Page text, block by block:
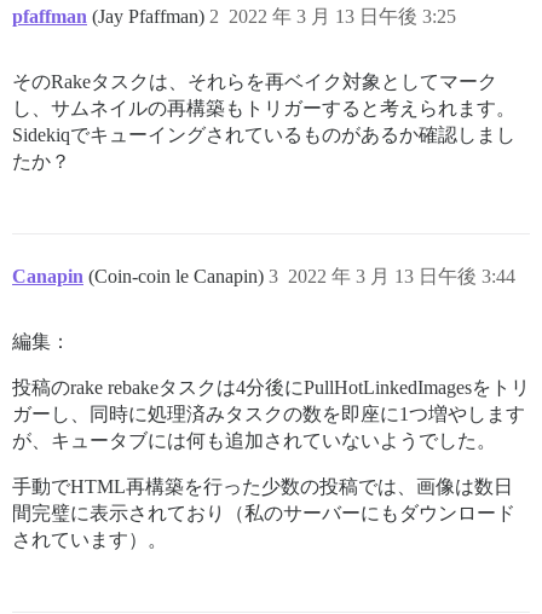
pfaffman (Jay Pfaffman) 2022 年 3 月 13 日午後 3:25
2
そのRakeタスクは、それらを再ベイク対象としてマーク
し、サムネイルの再構築もトリガーすると考えられます。
Sidekiqでキューイングされているものがあるか確認しまし
たか？
Canapin (Coin-coin le Canapin) 2022 年 3 月 13 日午後 3:44
3
編集：
投稿のrake rebakeタスクは4分後にPullHotLinkedImagesをトリ
ガーし、同時に処理済みタスクの数を即座に1つ増やします
が、キュータブには何も追加されていないようでした。
手動でHTML再構築を行った少数の投稿では、画像は数日
間完璧に表示されており（私のサーバーにもダウンロード
されています）。